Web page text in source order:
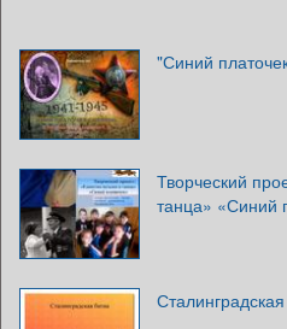
"Синий
Творческий
танца» «Синий